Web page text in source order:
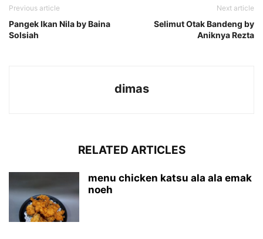
Previous article
Pangek Ikan Nila by Baina
Solsiah
Next article
Selimut Otak Bandeng by
Aniknya Rezta
dimas
RELATED ARTICLES
menu chicken katsu ala ala emak
noeh